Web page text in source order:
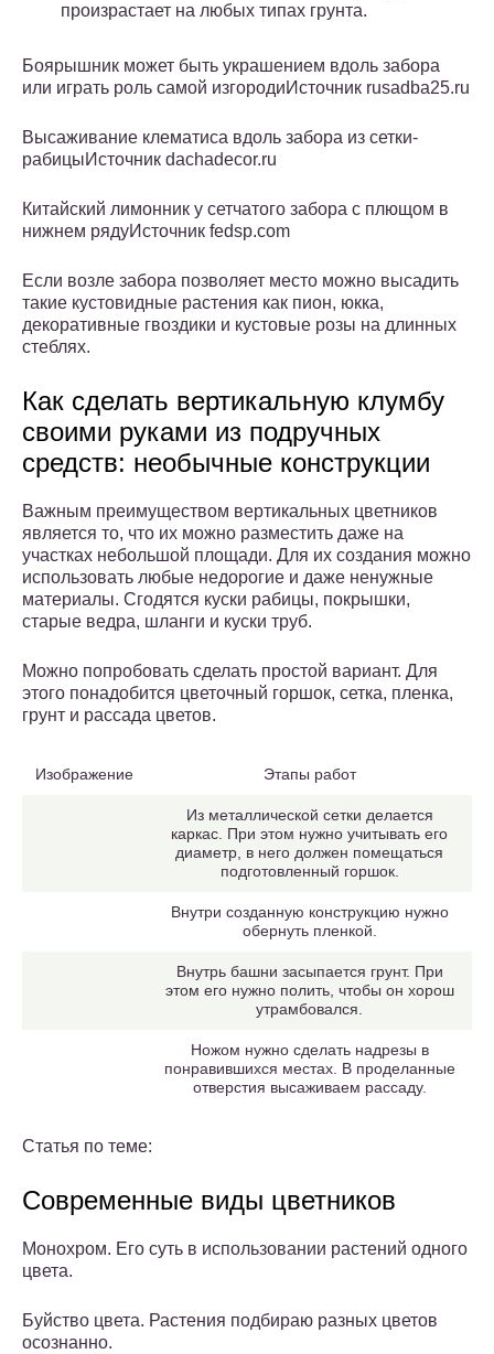
произрастает на любых типах грунта.
Боярышник может быть украшением вдоль забора
или играть роль самой изгородиИсточник rusadba25.ru
Высаживание клематиса вдоль забора из сетки-
рабицыИсточник dachadecor.ru
Китайский лимонник у сетчатого забора с плющом в
нижнем рядуИсточник fedsp.com
Если возле забора позволяет место можно высадить
такие кустовидные растения как пион, юкка,
декоративные гвоздики и кустовые розы на длинных
стеблях.
Как сделать вертикальную клумбу
своими руками из подручных
средств: необычные конструкции
Важным преимуществом вертикальных цветников
является то, что их можно разместить даже на
участках небольшой площади. Для их создания можно
использовать любые недорогие и даже ненужные
материалы. Сгодятся куски рабицы, покрышки,
старые ведра, шланги и куски труб.
Можно попробовать сделать простой вариант. Для
этого понадобится цветочный горшок, сетка, пленка,
грунт и рассада цветов.
Изображение Этапы работ
Из металлической сетки делается
каркас. При этом нужно учитывать его
диаметр, в него должен помещаться
подготовленный горшок.
Внутри созданную конструкцию нужно
обернуть пленкой.
Внутрь башни засыпается грунт. При
этом его нужно полить, чтобы он хорош
утрамбовался.
Ножом нужно сделать надрезы в
понравившихся местах. В проделанные
отверстия высаживаем рассаду.
Статья по теме:
Современные виды цветников
Монохром. Его суть в использовании растений одного
цвета.
Буйство цвета. Растения подбираю разных цветов
осознанно.